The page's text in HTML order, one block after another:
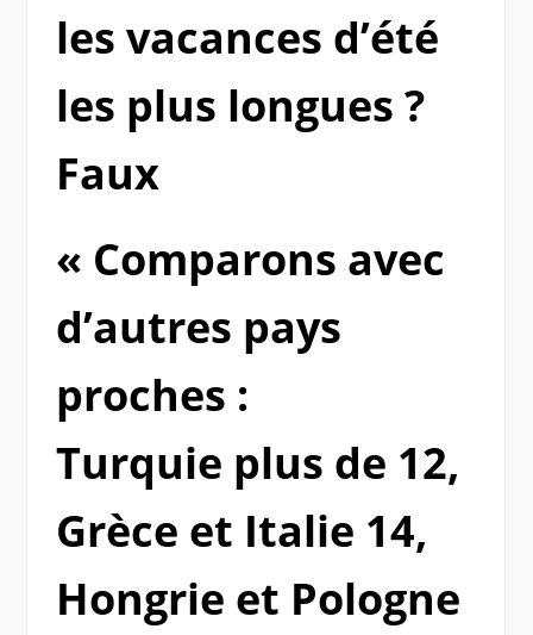
les vacances d’été
les plus longues ?
Faux
« Comparons avec
d’autres pays
proches :
Turquie plus de 12,
Grèce et Italie 14,
Hongrie et Pologne